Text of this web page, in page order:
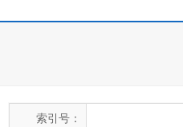
索引号：